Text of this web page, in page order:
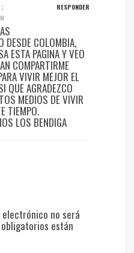
RESPONDER
DESDE COLOMBIA,
ESTA PAGINA Y VEO
COMPARTIRME
VIVIR MEJOR EL
QUE AGRADEZCO
MEDIOS DE VIVIR
TIEMPO.
LOS BENDIGA
no será
están